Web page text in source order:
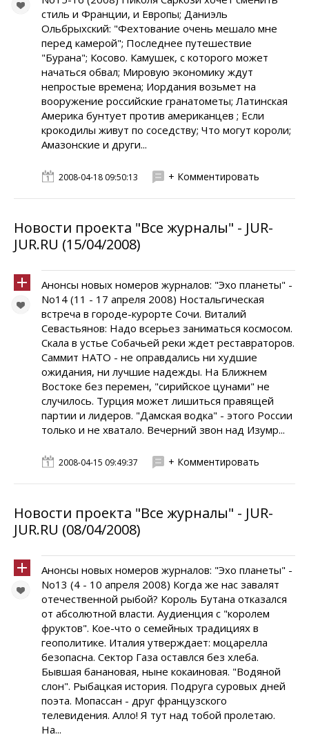
стиль и Франции, и Европы; Даниэль
Ольбрыхский: "Фехтование очень мешало мне
перед камерой"; Последнее путешествие
"Бурана"; Косово. Камушек, с которого может
начаться обвал; Мировую экономику ждут
непростые времена; Иордания возьмет на
вооружение российские гранатометы; Латинская
Америка бунтует против американцев ; Если
крокодилы живут по соседству; Что могут короли;
Амазонские и други...
2008-04-18 09:50:13 + Комментировать
Новости проекта "Все журналы" - JUR-
JUR.RU (15/04/2008)
Анонсы новых номеров журналов: "Эхо планеты" -
No14 (11 - 17 апреля 2008) Ностальгическая
встреча в городе-курорте Сочи. Виталий
Севастьянов: Надо всерьез заниматься космосом.
Скала в устье Собачьей реки ждет реставраторов.
Cаммит НАТО - не оправдались ни худшие
ожидания, ни лучшие надежды. На Ближнем
Востоке без перемен, "сирийское цунами" не
случилось. Турция может лишиться правящей
партии и лидеров. "Дамская водка" - этого России
только и не хватало. Вечерний звон над Изумр...
2008-04-15 09:49:37 + Комментировать
Новости проекта "Все журналы" - JUR-
JUR.RU (08/04/2008)
Анонсы новых номеров журналов: "Эхо планеты" -
No13 (4 - 10 апреля 2008) Когда же нас завалят
отечественной рыбой? Король Бутана отказался
от абсолютной власти. Аудиенция с "королем
фруктов". Кое-что о семейных традициях в
геополитике. Италия утверждает: моцарелла
безопасна. Сектор Газа оставлся без хлеба.
Бывшая банановая, ныне кокаиновая. "Водяной
слон". Рыбацкая история. Подруга суровых дней
поэта. Мопассан - друг французского
телевидения. Алло! Я тут над тобой пролетаю.
На...